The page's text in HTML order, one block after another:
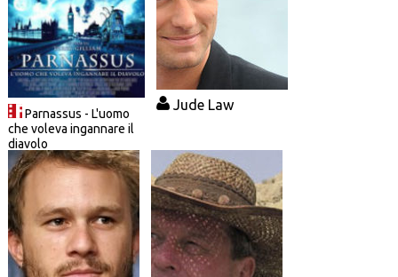
Parnassus - L'uomo
che voleva ingannare il
diavolo
Jude Law